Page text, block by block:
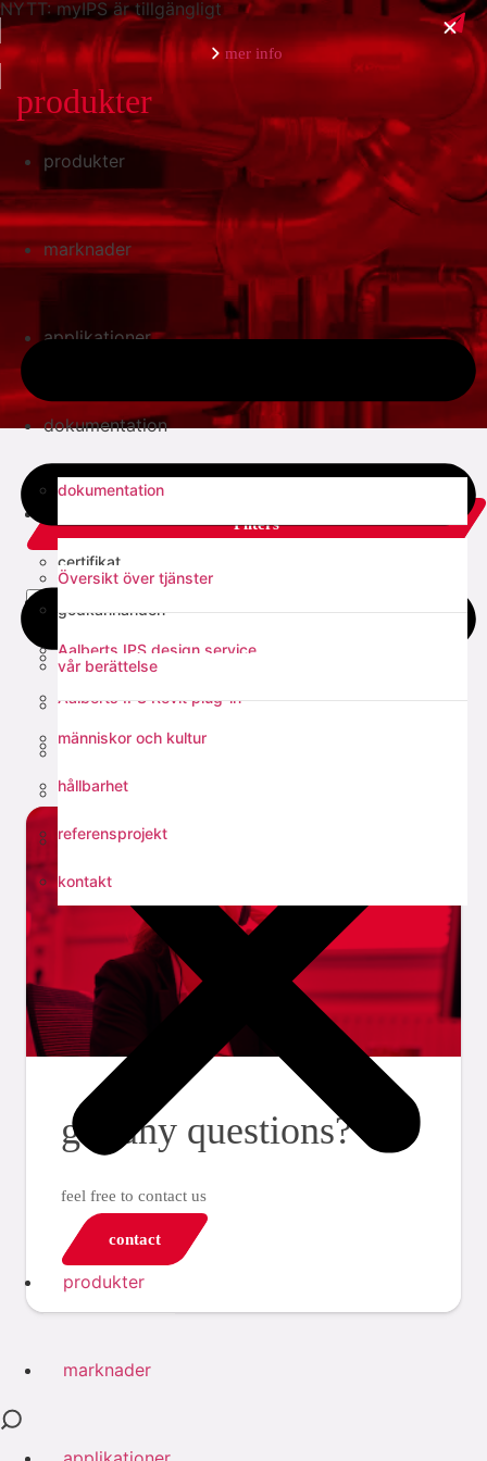
NYTT: myIPS är tillgängligt
mer info
stäng
produkter
marknader
applikationer
dokumentation
dokumentation
certifikat
godkännanden
EPD
tekniska manualer
Översikt över tjänster
Aalberts IPS design service
Aalberts IPS Revit plug-in
verktyg för dimensionering av injusteringsventiler
verktygsval
Fast Fix support rail calculation
vår berättelse
människor och kultur
hållbarhet
referensprojekt
kontakt
produkter
marknader
produkter
Filters
got any questions?
feel free to contact us
contact